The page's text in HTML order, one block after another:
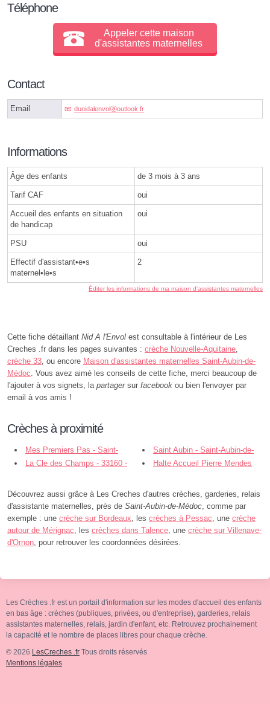
Téléphone
Appeler cette maison
d'assistantes maternelles
Contact
Email dunidalenvolⓐoutlook.fr
Informations
Âge des enfants de 3 mois à 3 ans
Tarif CAF oui
Accueil des enfants en situation
de handicap
oui
PSU oui
Effectif d'assistant•e•s
maternel•le•s
2
Éditer les informations de ma maison d'assistantes maternelles
Cette fiche détaillant Nid A l'Envol est consultable à l'intérieur de Les
Creches .fr dans les pages suivantes : crèche Nouvelle-Aquitaine
crèche 33 , ou encore Maison d'assistantes maternelles Saint-Aubin-de-
Médoc . Vous avez aimé les conseils de cette fiche, merci beaucoup de
l'ajouter à vos signets, la partagersur facebook ou bien l'envoyer par
email à vos amis !
Crèches à proximité
Mes Premiers Pas - Saint-
Aubin-de-Médoc
Saint Aubin - Saint-Aubin-de-
Médoc
La Cle des Champs - 33160 -
Halte Accueil Pierre Mendes
Découvrez aussi grâce à Les Creches d'autres crèches, garderies, relais
d'assistante maternelles, près de Saint-Aubin-de-Médoc , comme par
exemple : une crèche sur Bordeaux , les crèches à Pessac , une crèche
autour de Mérignac , les crèches dans Talence , une crèche sur Villenave-
d'Ornon , pour retrouver les coordonnées désirées.
Les Crèches .fr est un portail d'information sur les modes d'accueil des enfants
en bas âge : crèches (publiques, privées, ou d'entreprise), garderies, relais
assistantes maternelles, relais, jardin d'enfant, etc. Retrouvez prochainement
la capacité et le nombre de places libres pour chaque crèche.
© 2026 LesCreches .fr Tous droits réservés
Mentions légales